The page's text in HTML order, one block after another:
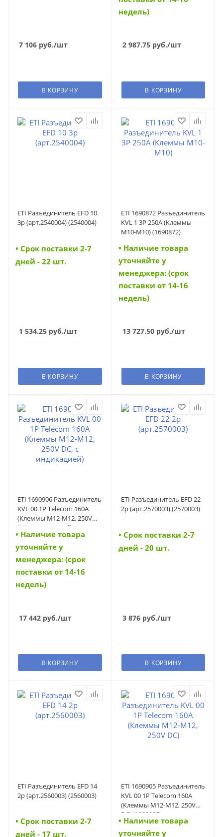
7 106 руб./шт
В КОРЗИНУ
недель)
2 987.75руб./шт
В КОРЗИНУ
ETI Разъединитель EFD 10
3p (арт.2540004) (2540004)
• Cрок поставки 2-7
дней - 22 шт.
1 534.25 руб./шт
В КОРЗИНУ
ETI 1690872 Разъединитель
KVL 1 3P 250A (Клеммы
M10-M10) (1690872)
• Наличие товара
уточняйте у
менеджера: (срок
поставки от 14-16
недель)
13 727.50руб./шт
В КОРЗИНУ
ETI 1690906 Разъединитель
KVL 00 1P Telecom 160A
(Клеммы M12-M12, 250V
DC, с индикацией)
(1690906)
• Наличие товара
уточняйте у
менеджера: (срок
поставки от 14-16
недель)
17 442 руб./шт
В КОРЗИНУ
ETI Разъединитель EFD 22
2p (арт.2570003) (2570003)
• Cрок поставки 2-7
дней - 20 шт.
3 876руб./шт
В КОРЗИНУ
ETI Разъединитель EFD 14
2p (арт.2560003) (2560003)
• Cрок поставки 2-7
дней - 17 шт.
ETI 1690905 Разъединитель
KVL 00 1P Telecom 160A
(Клеммы M12-M12, 250V
DC) (1690905)
• Наличие товара
уточняйте у